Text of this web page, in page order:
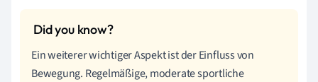
Ein weiterer wichtiger Aspekt ist der Einfluss von
Bewegung. Regelmäßige, moderate sportliche